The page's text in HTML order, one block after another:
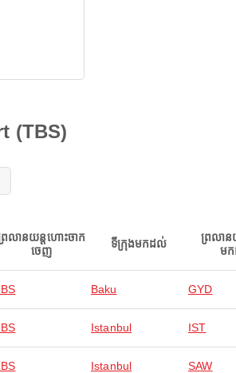
(TBS)
រលានយន្តហោះចាក
ចេញ
ទីក្រុងមកដល់
ព្រលាន
ម
Baku GYD
Istanbul IST
Istanbul SAW